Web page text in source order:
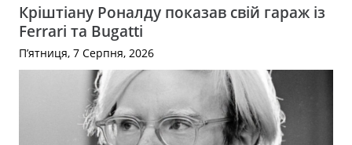
Кріштіану Роналду показав свій гараж із
Ferrari та Bugatti
П’ятниця, 7 Серпня, 2026